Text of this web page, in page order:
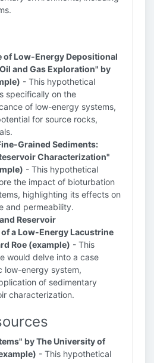
of Low-Energy Depositional
and Gas Exploration" by
- This hypothetical
specifically on the
of low-energy systems,
for source rocks,
Grained Sediments:
Characterization"
- This hypothetical
the impact of bioturbation
highlighting its effects on
and permeability.
Reservoir
a Low-Energy Lacustrine
Roe (example) - This
would delve into a case
low-energy system,
of sedimentary
characterization.
by The University of
- This hypothetical